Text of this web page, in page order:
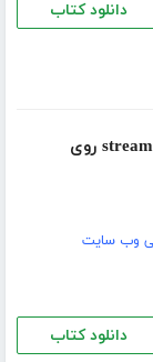
دانلود کتاب
دانلود کتاب چگونگی نمایش فیلم به روش streaming روی
وب سایت
دانلود کتاب